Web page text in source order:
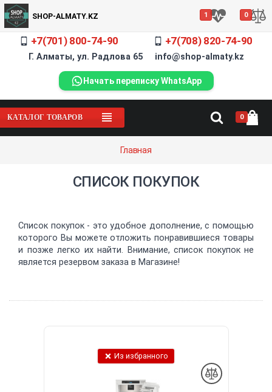
SHOP-ALMATY.KZ 1 0
+7(701) 800-74-90 +7(708) 820-74-90
Г. Алматы, ул. Радлова 65 info@shop-almaty.kz
Начать переписку WhatsApp
КАТАЛОГ ТОВАРОВ 0
Главная
СПИСОК ПОКУПОК
Список покупок - это удобное дополнение, с помощью
которого Вы можете отложить понравившиеся товары
и позже легко их найти. Внимание, список покупок не
является резервом заказа в Магазине!
Из избранного